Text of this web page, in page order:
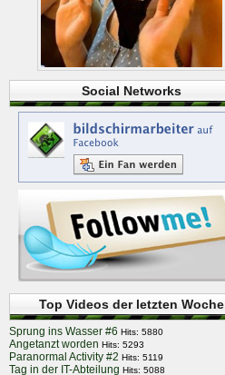
Social Networks
Top Videos der letzten Woche
Sprung ins Wasser #6 Hits: 5880
Angetanzt worden Hits: 5293
Paranormal Activity #2 Hits: 5119
Tag in der IT-Abteilung Hits: 5088